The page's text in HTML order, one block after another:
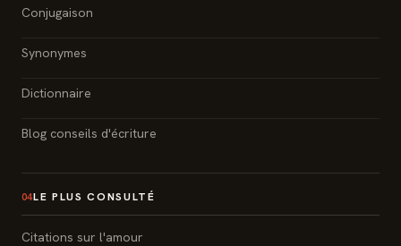
Conjugaison
Synonymes
Dictionnaire
Blog conseils d'écriture
04LE PLUS CONSULTÉ
Citations sur l'amour